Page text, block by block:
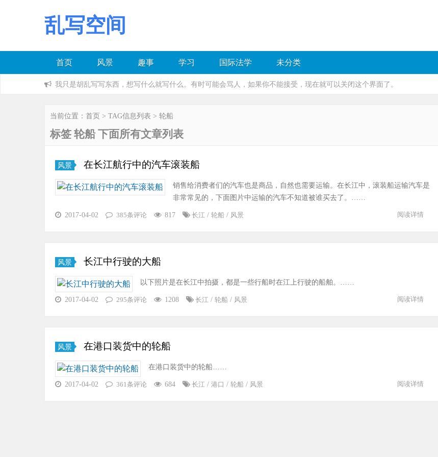
乱写空间
首页 风景 趣事 学习 国际法学 未分类
我只是胡乱写写东西，想写什么就写什么。有时可能会骂人，如果你不能接受，现在就可以关闭这个界面了。
当前位置： 首页 > TAG信息列表 > 轮船
标签 轮船 下面所有文章列表
风景 在长江航行中的汽车滚装船
销售给消费者们的汽车也是商品，自然也需要运输。在长江中，滚装船运输汽车是
非常常见的，下面图片中运输的汽车不知道被谁买去了。……
2017-04-02 385条评论 817 长江 / 轮船 / 风景 阅读详情
风景 长江中行驶的大船
以下照片是在长江中拍摄，都是一些行船时在江上行驶的船舶。……
2017-04-02 295条评论 1208 长江 / 轮船 / 风景 阅读详情
风景 在港口装货中的轮船
在港口装货中的轮船……
2017-04-02 361条评论 684 长江 / 港口 / 轮船 / 风景 阅读详情